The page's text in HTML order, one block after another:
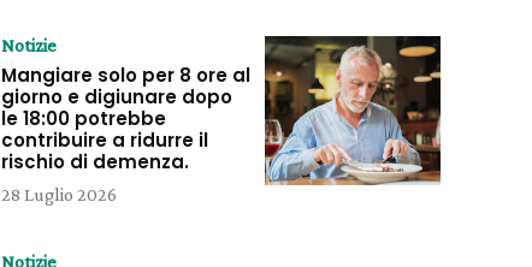
Notizie
Mangiare solo per 8 ore al
giorno e digiunare dopo
le 18:00 potrebbe
contribuire a ridurre il
rischio di demenza.
28 Luglio 2026
Notizie